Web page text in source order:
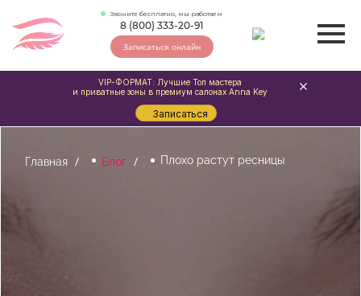
Звоните бесплатно, мы работаем
8 (800) 333-20-91
Записаться онлайн
Главная Блог Плохо растут ресницы
VIP-ФОРМАТ: Лучшие Топ мастера
и приватные зоны в премиум салонах Anna Key
Записаться